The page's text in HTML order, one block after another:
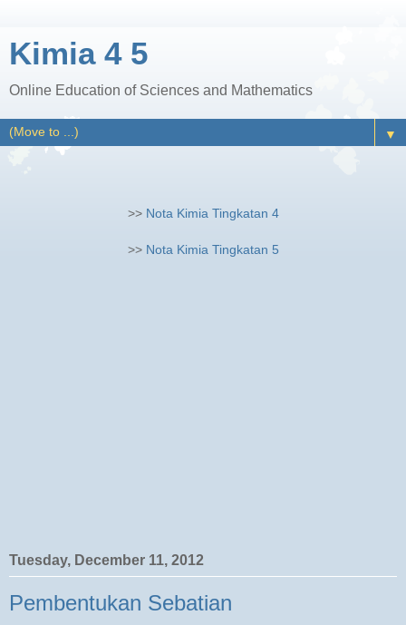
Kimia 4 5
Online Education of Sciences and Mathematics
▼
>> Nota Kimia Tingkatan 4
>> Nota Kimia Tingkatan 5
Tuesday, December 11, 2012
Pembentukan Sebatian